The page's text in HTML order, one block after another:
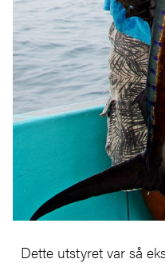
Dette utstyret var så